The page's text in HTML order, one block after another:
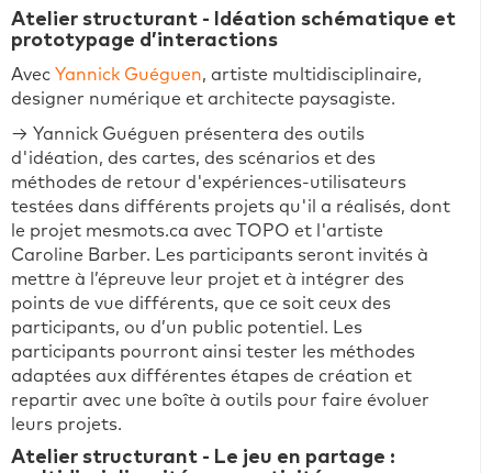
Atelier structurant - Idéation schématique et
prototypage d’interactions
Avec Yannick Guéguen, artiste multidisciplinaire,
designer numérique et architecte paysagiste.
→ Yannick Guéguen présentera des outils
d'idéation, des cartes, des scénarios et des
méthodes de retour d'expériences-utilisateurs
testées dans différents projets qu'il a réalisés, dont
le projet mesmots.ca avec TOPO et l'artiste
Caroline Barber. Les participants seront invités à
mettre à l’épreuve leur projet et à intégrer des
points de vue différents, que ce soit ceux des
participants, ou d’un public potentiel. Les
participants pourront ainsi tester les méthodes
adaptées aux différentes étapes de création et
repartir avec une boîte à outils pour faire évoluer
leurs projets.
Atelier structurant - Le jeu en partage :